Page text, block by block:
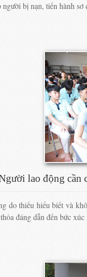
bị nạn, tiến hành
lao động cần
do thiếu hiểu biết và
đáng dẫn đến bức